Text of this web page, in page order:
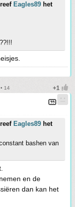
Eagles89 het
14
Eagles89 het
bashen van
en de
dan kan het